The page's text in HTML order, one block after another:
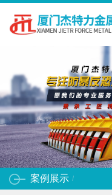
案例展示 /